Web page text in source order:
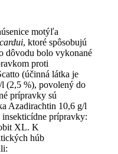
motýľa
, ktoré spôsobujú
dôvodu bolo vykonané
proti
(účinná látka je
(2,5 %), povolený do
prípravky sú
Azadirachtin 10,6 g/l
prípravky:
XL. K
húb